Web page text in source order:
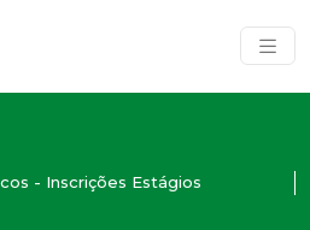
- Inscrições Estágios